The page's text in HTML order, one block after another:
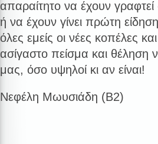
απαραίτητο να έχουν
ή να έχουν γίνει πρώτη
όλες εμείς οι νέες κοπέλες
ασίγαστο πείσμα και θέληση
μας, όσο υψηλοί κι αν είναι!
Νεφέλη Μωυσιάδη (Β2)